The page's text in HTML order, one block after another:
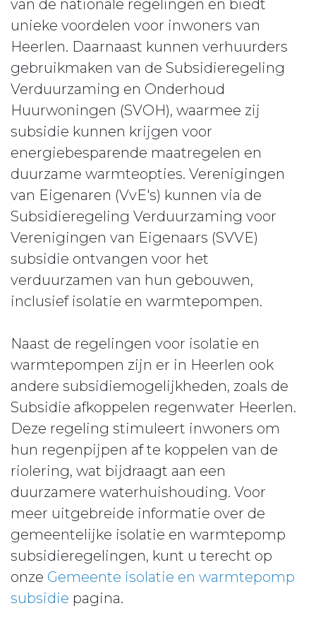
van de nationale regelingen en biedt
unieke voordelen voor inwoners van
Heerlen. Daarnaast kunnen verhuurders
gebruikmaken van de Subsidieregeling
Verduurzaming en Onderhoud
Huurwoningen (SVOH), waarmee zij
subsidie kunnen krijgen voor
energiebesparende maatregelen en
duurzame warmteopties. Verenigingen
van Eigenaren (VvE's) kunnen via de
Subsidieregeling Verduurzaming voor
Verenigingen van Eigenaars (SVVE)
subsidie ontvangen voor het
verduurzamen van hun gebouwen,
inclusief isolatie en warmtepompen.
Naast de regelingen voor isolatie en
warmtepompen zijn er in Heerlen ook
andere subsidiemogelijkheden, zoals de
Subsidie afkoppelen regenwater Heerlen.
Deze regeling stimuleert inwoners om
hun regenpijpen af te koppelen van de
riolering, wat bijdraagt aan een
duurzamere waterhuishouding. Voor
meer uitgebreide informatie over de
gemeentelijke isolatie en warmtepomp
subsidieregelingen, kunt u terecht op
onze Gemeente isolatie en warmtepomp
subsidie pagina.